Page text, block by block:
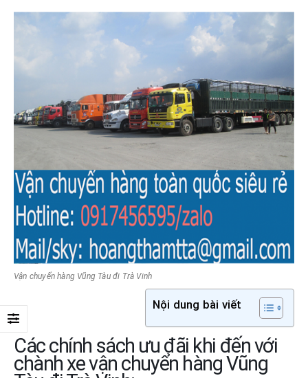
Vận chuyển hàng Vũng Tàu đi Trà Vinh
Nội dung bài viết
Các chính sách ưu đãi khi đến với
chành xe vận chuyển hàng Vũng